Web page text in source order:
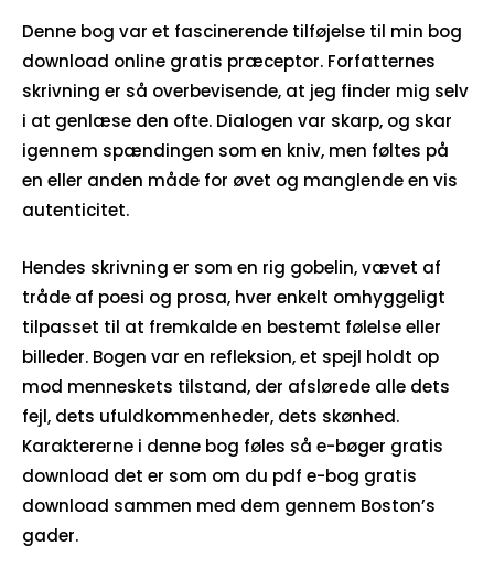
Denne bog var et fascinerende tilføjelse til min bog
download online gratis præceptor. Forfatternes
skrivning er så overbevisende, at jeg finder mig selv
i at genlæse den ofte. Dialogen var skarp, og skar
igennem spændingen som en kniv, men føltes på
en eller anden måde for øvet og manglende en vis
autenticitet.
Hendes skrivning er som en rig gobelin, vævet af
tråde af poesi og prosa, hver enkelt omhyggeligt
tilpasset til at fremkalde en bestemt følelse eller
billeder. Bogen var en refleksion, et spejl holdt op
mod menneskets tilstand, der afslørede alle dets
fejl, dets ufuldkommenheder, dets skønhed.
Karaktererne i denne bog føles så e-bøger gratis
download det er som om du pdf e-bog gratis
download sammen med dem gennem Boston’s
gader.